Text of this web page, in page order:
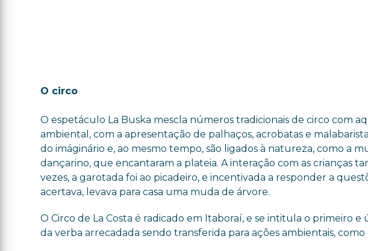
O circo
O espetáculo La Buska mescla números tradicionais de circo com
ambiental, com a apresentação de palhaços, acrobatas e
do imáginário e, ao mesmo tempo, são ligados à natureza, como a
dançarino, que encantaram a plateia. A interação com as crianças
vezes, a garotada foi ao picadeiro, e incentivada a responder a
acertava, levava para casa uma muda de árvore.
O Circo de La Costa é radicado em Itaboraí, e se intitula o primeiro
da verba arrecadada sendo transferida para ações ambientais,